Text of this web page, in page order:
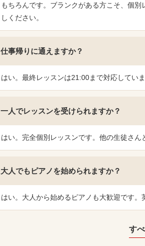
もちろんです。ブランクがある方こそ、個
しください。
仕事帰りに通えますか？
はい。最終レッスンは21:00まで対応してい
一人でレッスンを受けられますか？
はい。完全個別レッスンです。他の生徒さん
大人でもピアノを始められますか？
はい。大人から始めるピアノも大歓迎です。
す